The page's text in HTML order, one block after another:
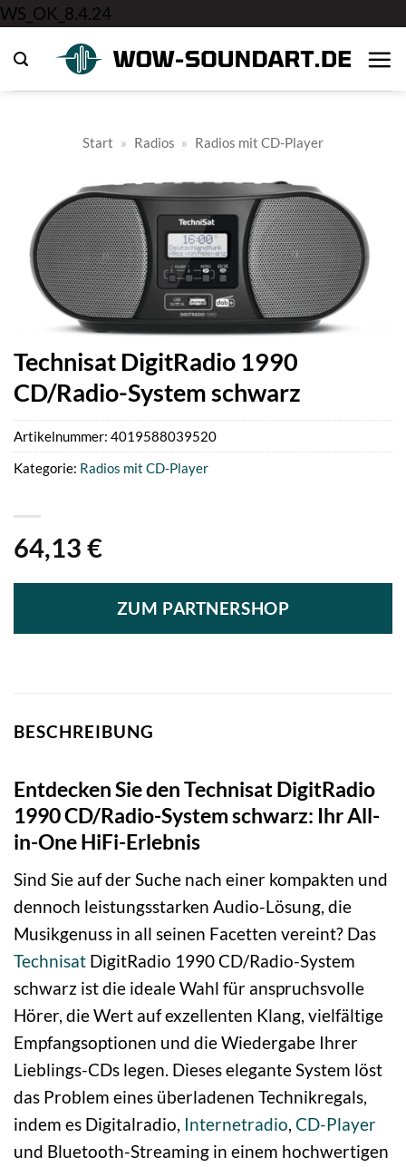
WS_OK_8.4.24
springen
Start » Radios » Radios mit CD-Player
Technisat DigitRadio 1990
CD/Radio-System schwarz
64,13 €
ZUM PARTNERSHOP
Artikelnummer: 4019588039520
Kategorie: Radios mit CD-Player
BESCHREIBUNG
Entdecken Sie den Technisat DigitRadio
1990 CD/Radio-System schwarz: Ihr All-
in-One HiFi-Erlebnis
Sind Sie auf der Suche nach einer kompakten und
dennoch leistungsstarken Audio-Lösung, die
Musikgenuss in all seinen Facetten vereint? Das
Technisat DigitRadio 1990 CD/Radio-System
schwarz ist die ideale Wahl für anspruchsvolle
Hörer, die Wert auf exzellenten Klang, vielfältige
Empfangsoptionen und die Wiedergabe Ihrer
Lieblings-CDs legen. Dieses elegante System löst
das Problem eines überladenen Technikregals,
indem es Digitalradio, Internetradio, CD-Player
und Bluetooth-Streaming in einem hochwertigen